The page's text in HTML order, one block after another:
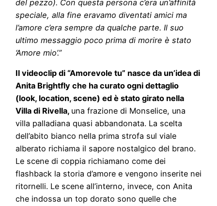
del pezzo). Con questa persona c’era un’affinità
speciale, alla fine eravamo diventati amici ma
l’amore c’era sempre da qualche parte. Il suo
ultimo messaggio poco prima di morire è stato
‘Amore mio’.”
Il videoclip di “Amorevole tu” nasce da un’idea di
Anita Brightfly che ha curato ogni dettaglio
(look, location, scene) ed è stato girato nella
Villa di Rivella, una frazione di Monselice, una
villa palladiana quasi abbandonata. La scelta
dell’abito bianco nella prima strofa sul viale
alberato richiama il sapore nostalgico del brano.
Le scene di coppia richiamano come dei
flashback la storia d’amore e vengono inserite nei
ritornelli. Le scene all’interno, invece, con Anita
che indossa un top dorato sono quelle che